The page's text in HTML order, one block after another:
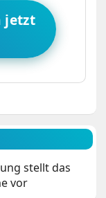
jetzt
stellt das
vor